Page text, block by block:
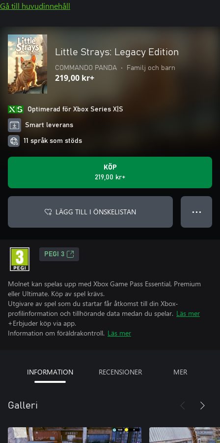
Gå till huvudinnehåll
Little Strays: Legacy Edition
COMMANDO PANDA • Familj och barn
219,00 kr+
Optimerad för Xbox Series X|S
Smart leverans
11 språk som stöds
KÖP
219,00 kr+
LÄGG TILL I ÖNSKELISTAN ● ● ●
PEGI 3
Molnet kan spelas upp med Xbox Game Pass Essential, Premium
eller Ultimate. Köp av spel krävs.
Utgivare av spel som du startar får åtkomst till din Xbox-
profilinformation och tillhörande data medan du spelar. Läs mer
+Erbjuder köp via app.
Information om föräldrakontroll. Läs mer
INFORMATION RECENSIONER MER
Galleri